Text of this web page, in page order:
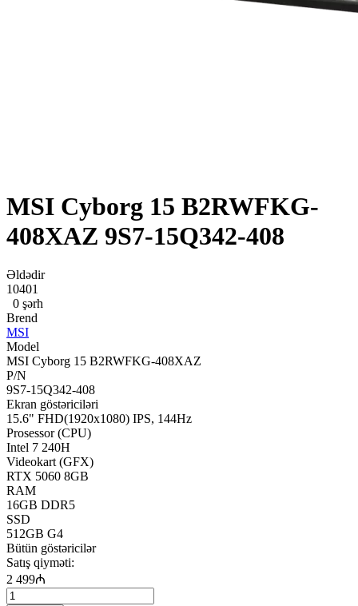
MSI Cyborg 15 B2RWFKG-
408XAZ 9S7-15Q342-408
Əldədir
10401
0 şərh
Brend
MSI
Model
MSI Cyborg 15 B2RWFKG-408XAZ
P/N
9S7-15Q342-408
Ekran göstəriciləri
15.6" FHD(1920x1080) IPS, 144Hz
Prosessor (CPU)
Intel 7 240H
Videokart (GFX)
RTX 5060 8GB
RAM
16GB DDR5
SSD
512GB G4
Bütün göstəricilər
Satış qiyməti:
2 499₼